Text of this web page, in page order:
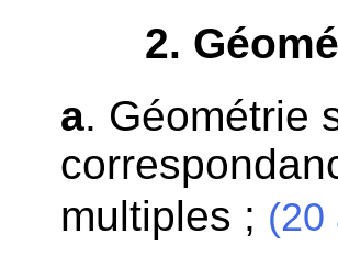
2.
a. Géométrie
multiples ; (20